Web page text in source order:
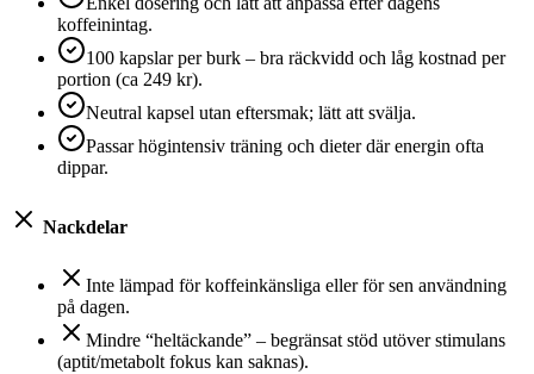
koffeinintag.
100 kapslar per burk – bra räckvidd och låg kostnad per
portion (ca 249 kr).
Neutral kapsel utan eftersmak; lätt att svälja.
Passar högintensiv träning och dieter där energin ofta
dippar.
Nackdelar
Inte lämpad för koffeinkänsliga eller för sen användning
på dagen.
Mindre “heltäckande” – begränsat stöd utöver stimulans
(aptit/metabolt fokus kan saknas).